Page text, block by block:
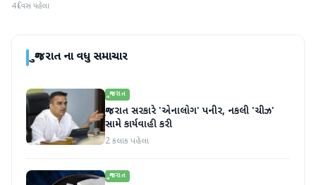
4 દિવસ પહેલા
ગુજરાતના વધુ સમાચાર
ગુજરાત
ગુજરાત સરકારે 'એનાલોગ' પનીર, નકલી 'ચીઝ'
સામે કાર્યવાહી કરી
2 કલાક પહેલા
ગુજરાત